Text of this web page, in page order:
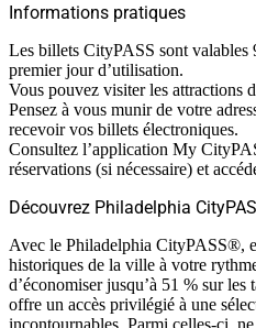
Informations pratiques
Les billets CityPASS sont valables
premier jour d’utilisation.
Vous pouvez visiter les attractions
Pensez à vous munir de votre
recevoir vos billets électroniques.
Consultez l’application My
réservations (si nécessaire) et
Découvrez Philadelphia
Avec le Philadelphia CityPASS®,
historiques de la ville à votre
d’économiser jusqu’à 51 % sur les
offre un accès privilégié à une
incontournables. Parmi celles-ci,